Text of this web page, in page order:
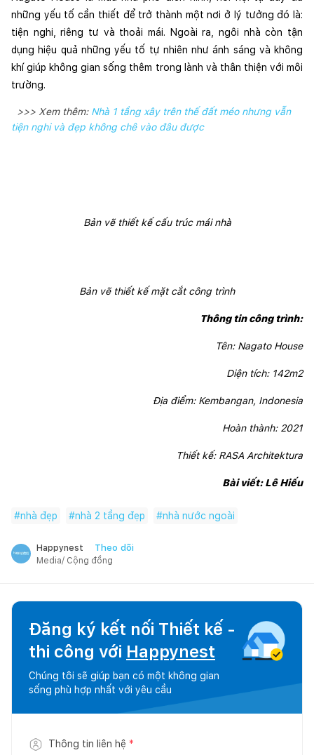
những yếu tố cần thiết để trở thành một nơi ở lý tưởng đó là:
tiện nghi, riêng tư và thoải mái. Ngoài ra, ngôi nhà còn tận
dụng hiệu quả những yếu tố tự nhiên như ánh sáng và không
khí giúp không gian sống thêm trong lành và thân thiện với môi
trường.
>>> Xem thêm: Nhà 1 tầng xây trên thế đất méo nhưng vẫn
tiện nghi và đẹp không chê vào đâu được
Bản vẽ thiết kế cấu trúc mái nhà
Bản vẽ thiết kế mặt cắt công trình
Thông tin công trình:
Tên: Nagato House
Diện tích: 142m2
Địa điểm: Kembangan, Indonesia
Hoàn thành: 2021
Thiết kế: RASA Architektura
Bài viết: Lê Hiếu
#nhà đẹp #nhà 2 tầng đẹp #nhà nước ngoài
Happynest Theo dõi
Media/ Cộng đồng
Đăng ký kết nối Thiết kế -
thi công với Happynest
Chúng tôi sẽ giúp bạn có một không gian
sống phù hợp nhất với yêu cầu
Thông tin liên hệ *